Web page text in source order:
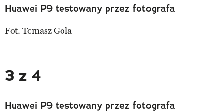
Huawei P9 testowany przez fotografa
Fot. Tomasz Gola
3 z 4
Huawei P9 testowany przez fotografa